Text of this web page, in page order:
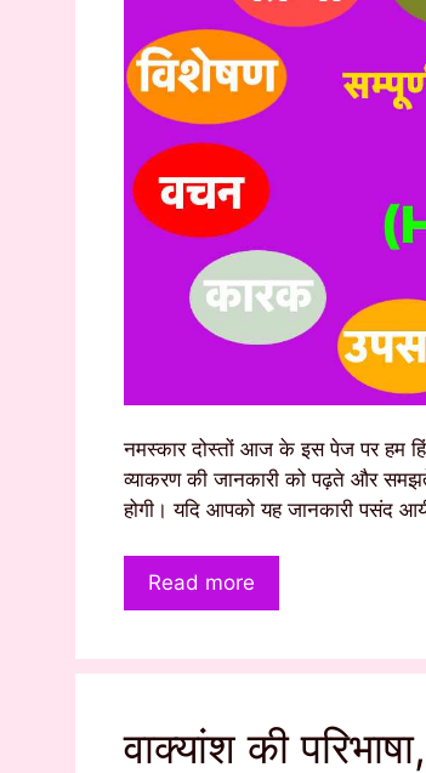
नमस्कार दोस्तों आज के इस पेज पर हम
व्याकरण की जानकारी को पढ़ते और
होगी। यदि आपको यह जानकारी पसंद
Read more
वाक्यांश की